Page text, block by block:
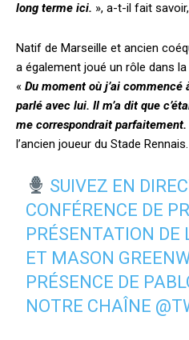
long terme ici. », a-t-il fait
Natif de Marseille et ancien
a également joué un rôle dans la
« Du moment où j’ai commencé
parlé avec lui. Il m’a dit que
me correspondrait parfaitement.
l’ancien joueur du Stade Rennais.
SUIVEZ EN
CONFÉRENCE DE
PRÉSENTATION DE
ET MASON
PRÉSENCE DE
NOTRE CHAÎNE